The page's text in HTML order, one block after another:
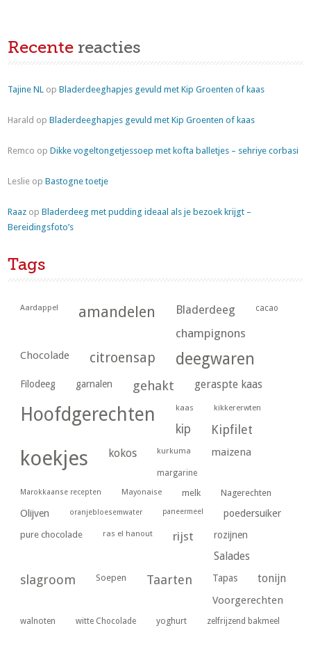
Recente reacties
Tajine NL opBladerdeeghapjes gevuld met Kip Groenten of kaas
Harald opBladerdeeghapjes gevuld met Kip Groenten of kaas
Remco opDikke vogeltongetjessoep met kofta balletjes – sehriye corbasi
Leslie opBastogne toetje
Raaz opBladerdeeg met pudding ideaal als je bezoek krijgt –
Bereidingsfoto’s
Tags
Aardappel amandelen Bladerdeeg cacao
champignons
Chocolade citroensap deegwaren
Filodeeg garnalen gehakt geraspte kaas
Hoofdgerechten kaas kikkererwten
kip Kipfilet
koekjes kokos kurkuma maizena
margarine
Marokkaanse recepten Mayonaise melk Nagerechten
Olijven oranjebloesemwater paneermeel poedersuiker
pure chocolade ras el hanout rijst rozijnen
Salades
slagroom Soepen Taarten Tapas tonijn
Voorgerechten
walnoten witte Chocolade yoghurt zelfrijzend bakmeel